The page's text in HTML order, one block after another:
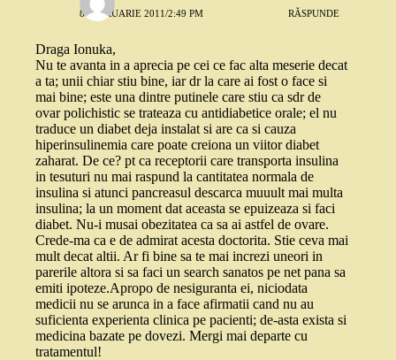
8 FEBRUARIE 2011/2:49 PM RĂSPUNDE
Draga Ionuka,
Nu te avanta in a aprecia pe cei ce fac alta meserie decat
a ta; unii chiar stiu bine, iar dr la care ai fost o face si
mai bine; este una dintre putinele care stiu ca sdr de
ovar polichistic se trateaza cu antidiabetice orale; el nu
traduce un diabet deja instalat si are ca si cauza
hiperinsulinemia care poate creiona un viitor diabet
zaharat. De ce? pt ca receptorii care transporta insulina
in tesuturi nu mai raspund la cantitatea normala de
insulina si atunci pancreasul descarca muuult mai multa
insulina; la un moment dat aceasta se epuizeaza si faci
diabet. Nu-i musai obezitatea ca sa ai astfel de ovare.
Crede-ma ca e de admirat acesta doctorita. Stie ceva mai
mult decat altii. Ar fi bine sa te mai increzi uneori in
parerile altora si sa faci un search sanatos pe net pana sa
emiti ipoteze.Apropo de nesiguranta ei, niciodata
medicii nu se arunca in a face afirmatii cand nu au
suficienta experienta clinica pe pacienti; de-asta exista si
medicina bazate pe dovezi. Mergi mai departe cu
tratamentul!